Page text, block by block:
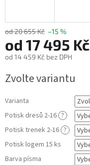
od 20 655 Kč –15 %
od 17 495 Kč
od 14 459 Kč bez DPH
cena:
Zvolte variantu
Varianta
Potisk dresů 2-16 ?
Potisk trenek 2-16 ?
Potisk logem 15 ks
Barva písma